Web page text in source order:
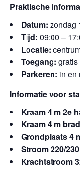
Praktische
Datum: zondag
Tijd: 09:00 –
Locatie:
Toegang: gratis
Parkeren: in en
Informatie voor
Kraam 4 m 2e
Kraam 4 m
Grondplaats 4
Stroom 220/
Krachtstroom